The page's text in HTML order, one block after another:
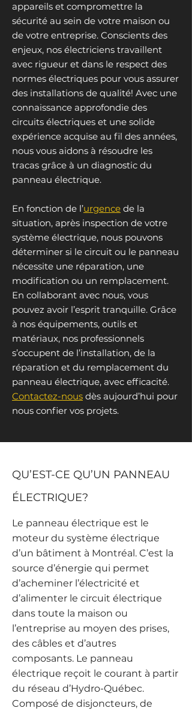
appareils et compromettre la
sécurité au sein de votre maison ou
de votre entreprise. Conscients des
enjeux, nos électriciens travaillent
avec rigueur et dans le respect des
normes électriques pour vous assurer
des installations de qualité! Avec une
connaissance approfondie des
circuits électriques et une solide
expérience acquise au fil des années,
nous vous aidons à résoudre les
tracas grâce à un diagnostic du
panneau électrique.
En fonction de l’urgence de la
situation, après inspection de votre
système électrique, nous pouvons
déterminer si le circuit ou le panneau
nécessite une réparation, une
modification ou un remplacement.
En collaborant avec nous, vous
pouvez avoir l’esprit tranquille. Grâce
à nos équipements, outils et
matériaux, nos professionnels
s’occupent de l’installation, de la
réparation et du remplacement du
panneau électrique, avec efficacité.
Contactez-nous dès aujourd’hui pour
nous confier vos projets.
QU’EST-CE QU’UN PANNEAU
ÉLECTRIQUE?
Le panneau électrique est le
moteur du système électrique
d’un bâtiment à Montréal. C’est la
source d’énergie qui permet
d’acheminer l’électricité et
d’alimenter le circuit électrique
dans toute la maison ou
l’entreprise au moyen des prises,
des câbles et d’autres
composants. Le panneau
électrique reçoit le courant à partir
du réseau d’Hydro-Québec.
Composé de disjoncteurs, de